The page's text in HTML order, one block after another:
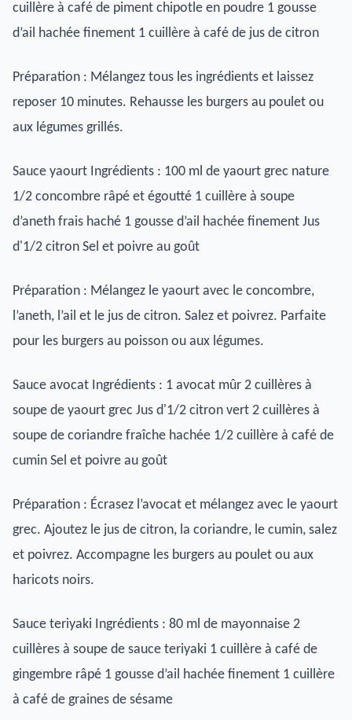
cuillère à café de piment chipotle en poudre 1 gousse
d’ail hachée finement 1 cuillère à café de jus de citron
Préparation : Mélangez tous les ingrédients et laissez
reposer 10 minutes. Rehausse les burgers au poulet ou
aux légumes grillés.
Sauce yaourt Ingrédients : 100 ml de yaourt grec nature
1/2 concombre râpé et égoutté 1 cuillère à soupe
d’aneth frais haché 1 gousse d’ail hachée finement Jus
d'1/2 citron Sel et poivre au goût
Préparation : Mélangez le yaourt avec le concombre,
l’aneth, l’ail et le jus de citron. Salez et poivrez. Parfaite
pour les burgers au poisson ou aux légumes.
Sauce avocat Ingrédients : 1 avocat mûr 2 cuillères à
soupe de yaourt grec Jus d'1/2 citron vert 2 cuillères à
soupe de coriandre fraîche hachée 1/2 cuillère à café de
cumin Sel et poivre au goût
Préparation : Écrasez l’avocat et mélangez avec le yaourt
grec. Ajoutez le jus de citron, la coriandre, le cumin, salez
et poivrez. Accompagne les burgers au poulet ou aux
haricots noirs.
Sauce teriyaki Ingrédients : 80 ml de mayonnaise 2
cuillères à soupe de sauce teriyaki 1 cuillère à café de
gingembre râpé 1 gousse d’ail hachée finement 1 cuillère
à café de graines de sésame